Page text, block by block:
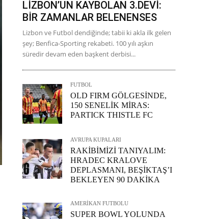
LİZBON’UN KAYBOLAN 3.DEVİ:
BİR ZAMANLAR BELENENSES
Lizbon ve Futbol dendiğinde; tabii ki akla ilk gelen
şey; Benfica-Sporting rekabeti. 100 yılı aşkın
süredir devam eden başkent derbisi...
FUTBOL
OLD FIRM GÖLGESİNDE,
150 SENELİK MİRAS:
PARTICK THISTLE FC
AVRUPA KUPALARI
RAKİBİMİZİ TANIYALIM:
HRADEC KRALOVE
DEPLASMANI, BEŞİKTAŞ’I
BEKLEYEN 90 DAKİKA
AMERİKAN FUTBOLU
SUPER BOWL YOLUNDA